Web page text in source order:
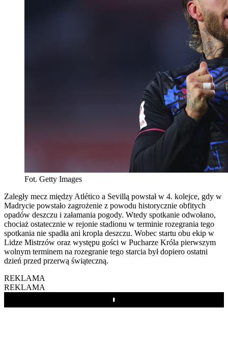
Fot. Getty Images
Zaległy mecz między Atlético a Sevillą powstał w 4. kolejce, gdy w
Madrycie powstało zagrożenie z powodu historycznie obfitych
opadów deszczu i załamania pogody. Wtedy spotkanie odwołano,
chociaż ostatecznie w rejonie stadionu w terminie rozegrania tego
spotkania nie spadła ani kropla deszczu. Wobec startu obu ekip w
Lidze Mistrzów oraz występu gości w Pucharze Króla pierwszym
wolnym terminem na rozegranie tego starcia był dopiero ostatni
dzień przed przerwą świąteczną.
REKLAMA
REKLAMA
Play